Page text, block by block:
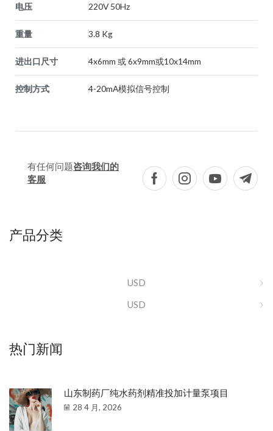
电压 220V 50Hz
重量 3.8 Kg
进出口尺寸 4x6mm 或 6x9mm或10x14mm
控制方式 4-20mA模拟信号控制
有任何问题咨询我们的
客服
产品分类
USD
USD
热门新闻
山东制药厂纯水药剂精准投加计量泵项目
28 4 月, 2026